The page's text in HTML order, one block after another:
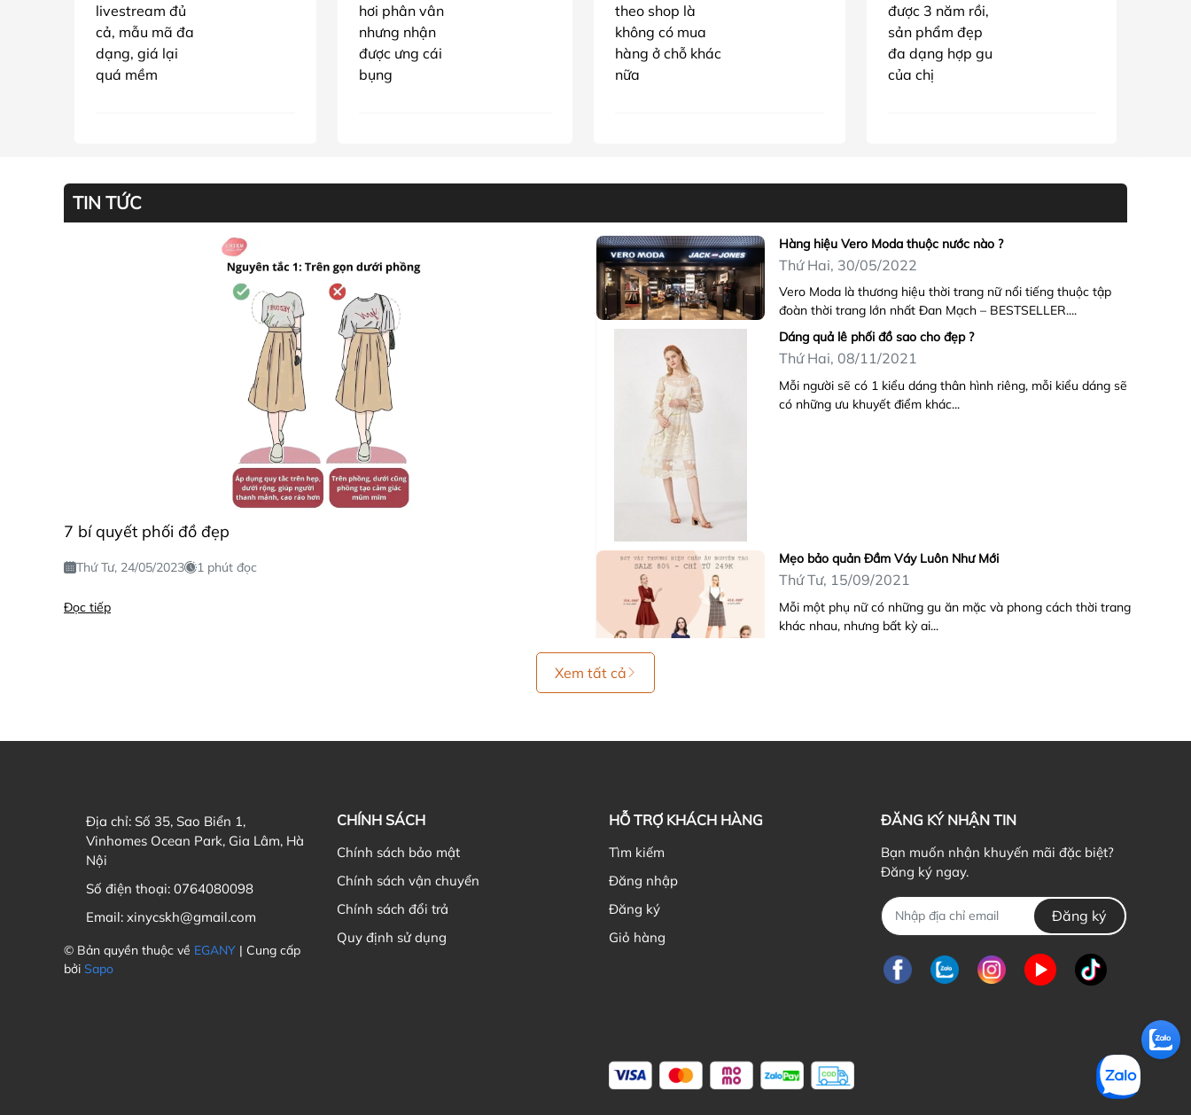
livestream đủ
cả, mẫu mã đa
dạng, giá lại
quá mềm
hơi phân vân
nhưng nhận
được ưng cái
bụng
theo shop là
không có mua
hàng ở chỗ khác
nữa
được 3 năm rồi,
sản phẩm đẹp
đa dạng hợp gu
của chị
TIN TỨC
7 bí quyết phối đồ đẹp
Thứ Tư, 24/05/2023 1 phút đọc
Đọc tiếp
Hàng hiệu Vero Moda thuộc nước nào ?
Thứ Hai, 30/05/2022
Vero Moda là thương hiệu thời trang nữ nổi tiếng thuộc tập
đoàn thời trang lớn nhất Đan Mạch – BESTSELLER....
Dáng quả lê phối đồ sao cho đẹp ?
Thứ Hai, 08/11/2021
Mỗi người sẽ có 1 kiểu dáng thân hình riêng, mỗi kiểu dáng sẽ
có những ưu khuyết điểm khác...
Mẹo bảo quản Đầm Váy Luôn Như Mới
Thứ Tư, 15/09/2021
Mỗi một phụ nữ có những gu ăn mặc và phong cách thời trang
khác nhau, nhưng bất kỳ ai...
Nên tặng quà giáng sinh gì cho bạn gái mới quen?
Chủ Nhật, 21/03/2021
Không khí giáng sinh đang ùa về khắp mọi nẻo đường, ai ai
cũng nô nức chờ đón và chuẩn...
Xem tất cả
Địa chỉ: Số 35, Sao Biển 1,
Vinhomes Ocean Park, Gia Lâm, Hà
Nội
Số điện thoại: 0764080098
Email: xinycskh@gmail.com
© Bản quyền thuộc về EGANY | Cung cấp
bởi Sapo
CHÍNH SÁCH
Chính sách bảo mật
Chính sách vận chuyển
Chính sách đổi trả
Quy định sử dụng
HỖ TRỢ KHÁCH HÀNG
Tìm kiếm
Đăng nhập
Đăng ký
Giỏ hàng
ĐĂNG KÝ NHẬN TIN
Bạn muốn nhận khuyến mãi đặc biệt?
Đăng ký ngay.
Đăng ký